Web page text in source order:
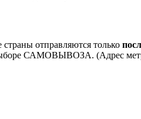
отправляются только
САМОВЫВОЗА. (Адрес